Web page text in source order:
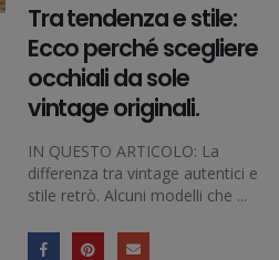
Tra tendenza e stile:
Ecco perché scegliere
occhiali da sole
vintage originali.
IN QUESTO ARTICOLO: La
differenza tra vintage autentici e
stile retrò. Alcuni modelli che ...